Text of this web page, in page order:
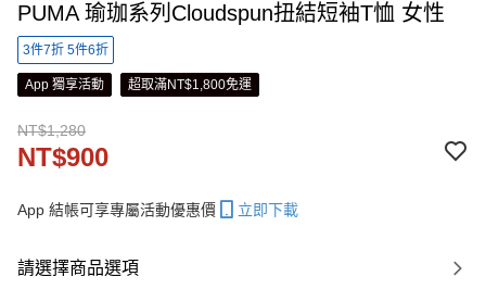
PUMA 瑜珈系列Cloudspun扭結短袖T恤 女性
3件7折 5件6折
App 獨享活動 超取滿NT$1,800免運
NT$1,280
NT$900
App 結帳可享專屬活動優惠價 立即下載
請選擇商品選項